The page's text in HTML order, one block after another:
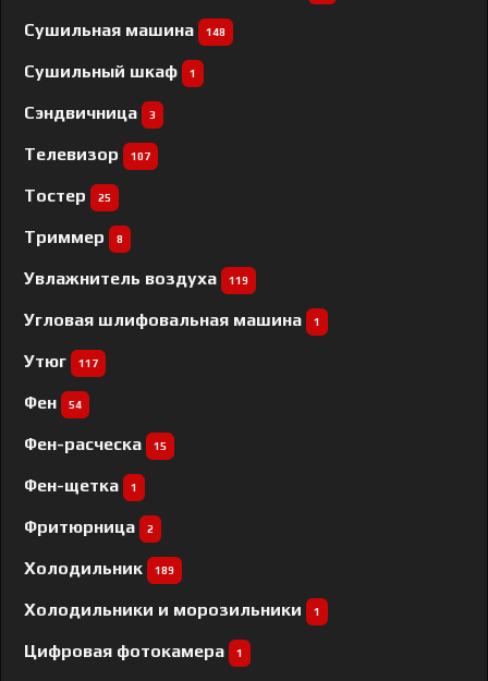
Сушильная машина 148
Сушильный шкаф 1
Сэндвичница 3
Телевизор 107
Тостер 25
Триммер 8
Увлажнитель воздуха 119
Угловая шлифовальная машина 1
Утюг 117
Фен 54
Фен-расческа 15
Фен-щетка 1
Фритюрница 2
Холодильник 189
Холодильники и морозильники 1
Цифровая фотокамера 1